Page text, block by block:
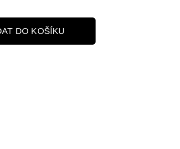
DO KOŠÍKU